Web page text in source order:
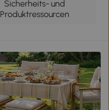
Sicherheits- und
Produktressourcen